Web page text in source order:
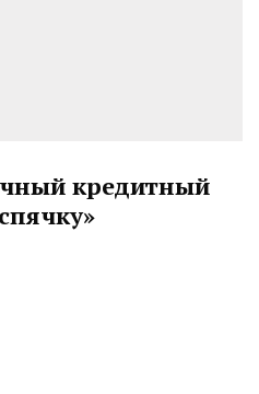
кредитный